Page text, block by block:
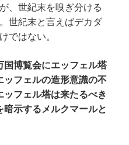
、世紀末を嗅ぎ分ける
世紀末と言えばデカダ
ではない。
国博覧会にエッフェル塔
フェルの造形意識の不
フェル塔は来たるべき
示するメルクマールと